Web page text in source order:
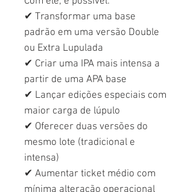
✔ Transformar uma base
padrão em uma versão Double
ou Extra Lupulada
✔ Criar uma IPA mais intensa a
partir de uma APA base
✔ Lançar edições especiais com
maior carga de lúpulo
✔ Oferecer duas versões do
mesmo lote (tradicional e
intensa)
✔ Aumentar ticket médio com
mínima alteração operacional